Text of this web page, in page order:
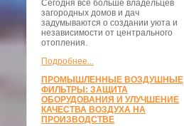
Сегодня всё больше владельцев
загородных домов и дач
задумываются о создании уюта и
независимости от центрального
отопления.
Подробнее...
ПРОМЫШЛЕННЫЕ ВОЗДУШНЫЕ
ФИЛЬТРЫ: ЗАЩИТА
ОБОРУДОВАНИЯ И УЛУЧШЕНИЕ
КАЧЕСТВА ВОЗДУХА НА
ПРОИЗВОДСТВЕ